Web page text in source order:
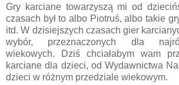
Gry karciane towarzyszą mi od
czasach był to albo Piotruś, albo takie
itd. W dzisiejszych czasach gier
wybór, przeznaczonych dla
wiekowych. Dziś chciałabym wam
karciane dla dzieci, od Wydawnictwa
dzieci w różnym przedziale wiekowym.